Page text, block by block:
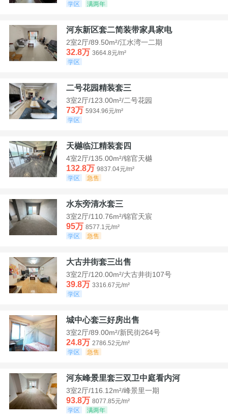
学区
满两年
河东新区套二简装带家具家电
2室2厅/89.50m²/江水湾一二期
32.8万 3664.8元/m²
学区
二号花园精装套三
3室2厅/123.00m²/二号花园
73万 5934.96元/m²
学区
天樾临江精装套四
4室2厅/135.00m²/锦官天樾
132.8万 9837.04元/m²
学区
急售
水东旁清水套三
3室2厅/110.76m²/锦官天宸
95万 8577.1元/m²
学区
急售
大古井街套三出售
3室2厅/120.00m²/大古井街107号
39.8万 3316.67元/m²
学区
城中心套三好房出售
3室2厅/89.00m²/新民街264号
24.8万 2786.52元/m²
学区
急售
河东峰景里套三双卫中庭看内河
3室2厅/116.12m²/峰景里一期
93.8万 8077.85元/m²
学区
满两年